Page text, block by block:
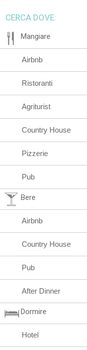
CERCA DOVE:
Mangiare
Airbnb
Ristoranti
Agriturist
Country House
Pizzerie
Pub
Bere
Airbnb
Country House
Pub
After Dinner
Dormire
Hotel